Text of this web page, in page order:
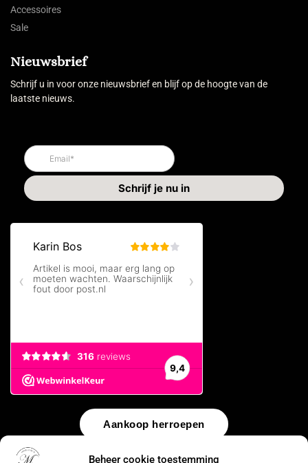
Beheer cookie toestemming
Accessoires
Sale
Nieuwsbrief
Schrijf u in voor onze nieuwsbrief en blijf op de hoogte van de
laatste nieuws.
Aankoop herroepen
© 2026 by WebUnlimited–Algemene voorwaarden